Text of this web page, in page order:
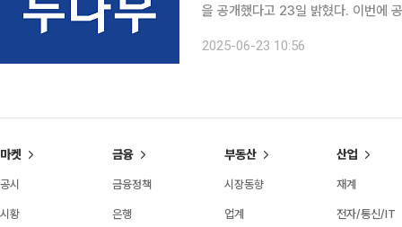
을 공개했다고 23일 밝혔다. 이번에 공개된 UDC 2025 1차 연사 라인업에는 글로벌 정책, 스테이
2025-06-23 10:56
마켓
공시
시황
금융
금융정책
은행
부동산
시장동향
업계
산업
재계
전자/통신/IT